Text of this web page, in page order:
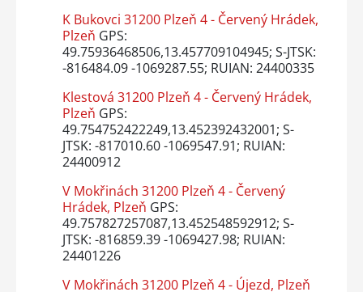
K Bukovci 31200 Plzeň 4 - Červený Hrádek,
Plzeň GPS:
49.75936468506,13.457709104945; S-JTSK:
-816484.09 -1069287.55; RUIAN: 24400335
Klestová 31200 Plzeň 4 - Červený Hrádek,
Plzeň GPS:
49.754752422249,13.452392432001; S-
JTSK: -817010.60 -1069547.91; RUIAN:
24400912
V Mokřinách 31200 Plzeň 4 - Červený
Hrádek, Plzeň GPS:
49.757827257087,13.452548592912; S-
JTSK: -816859.39 -1069427.98; RUIAN:
24401226
V Mokřinách 31200 Plzeň 4 - Újezd, Plzeň